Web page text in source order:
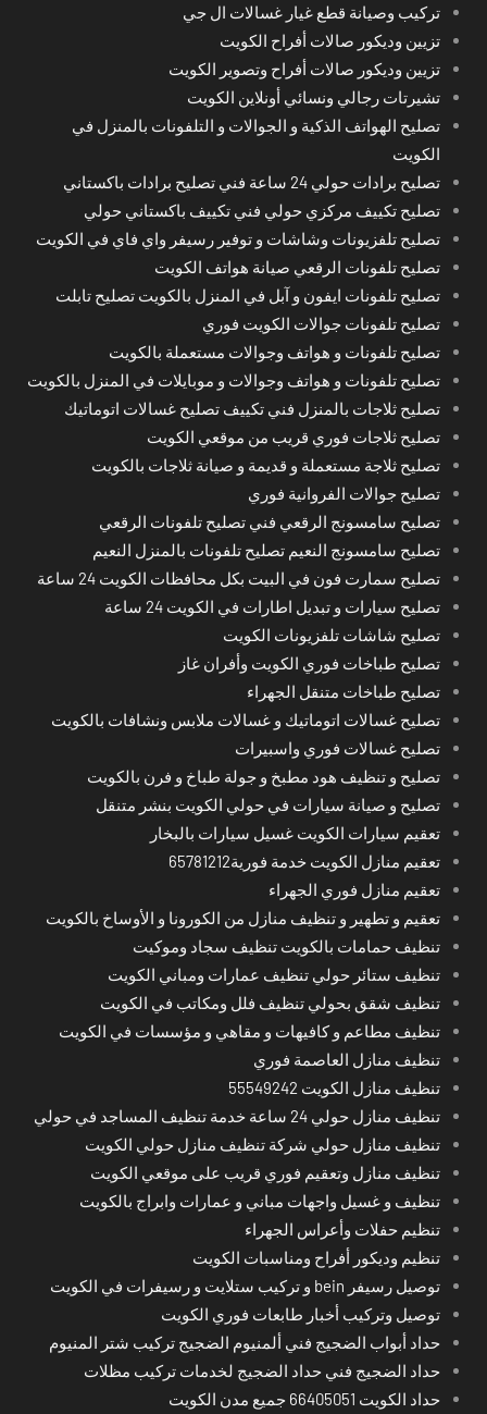
تركيب وصيانة قطع غيار غسالات ال جي
تزيين وديكور صالات أفراح الكويت
تزيين وديكور صالات أفراح وتصوير الكويت
تشيرتات رجالي ونسائي أونلاين الكويت
تصليح الهواتف الذكية و الجوالات و التلفونات بالمنزل في
الكويت
تصليح برادات حولي 24 ساعة فني تصليح برادات باكستاني
تصليح تكييف مركزي حولي فني تكييف باكستاني حولي
تصليح تلفزيونات وشاشات و توفير رسيفر واي فاي في الكويت
تصليح تلفونات الرقعي صيانة هواتف الكويت
تصليح تلفونات ايفون و آبل في المنزل بالكويت تصليح تابلت
تصليح تلفونات جوالات الكويت فوري
تصليح تلفونات و هواتف وجوالات مستعملة بالكويت
تصليح تلفونات و هواتف وجوالات و موبايلات في المنزل بالكويت
تصليح ثلاجات بالمنزل فني تكييف تصليح غسالات اتوماتيك
تصليح ثلاجات فوري قريب من موقعي الكويت
تصليح ثلاجة مستعملة و قديمة و صيانة ثلاجات بالكويت
تصليح جوالات الفروانية فوري
تصليح سامسونج الرقعي فني تصليح تلفونات الرقعي
تصليح سامسونج النعيم تصليح تلفونات بالمنزل النعيم
تصليح سمارت فون في البيت بكل محافظات الكويت 24 ساعة
تصليح سيارات و تبديل اطارات في الكويت 24 ساعة
تصليح شاشات تلفزيونات الكويت
تصليح طباخات فوري الكويت وأفران غاز
تصليح طباخات متنقل الجهراء
تصليح غسالات اتوماتيك و غسالات ملابس ونشافات بالكويت
تصليح غسالات فوري واسبيرات
تصليح و تنظيف هود مطبخ و جولة طباخ و فرن بالكويت
تصليح و صيانة سيارات في حولي الكويت بنشر متنقل
تعقيم سيارات الكويت غسيل سيارات بالبخار
تعقيم منازل الكويت خدمة فورية65781212
تعقيم منازل فوري الجهراء
تعقيم و تطهير و تنظيف منازل من الكورونا و الأوساخ بالكويت
تنظيف حمامات بالكويت تنظيف سجاد وموكيت
تنظيف ستائر حولي تنظيف عمارات ومباني الكويت
تنظيف شقق بحولي تنظيف فلل ومكاتب في الكويت
تنظيف مطاعم و كافيهات و مقاهي و مؤسسات في الكويت
تنظيف منازل العاصمة فوري
تنظيف منازل الكويت 55549242
تنظيف منازل حولي 24 ساعة خدمة تنظيف المساجد في حولي
تنظيف منازل حولي شركة تنظيف منازل حولي الكويت
تنظيف منازل وتعقيم فوري قريب على موقعي الكويت
تنظيف و غسيل واجهات مباني و عمارات وابراج بالكويت
تنظيم حفلات وأعراس الجهراء
تنظيم وديكور أفراح ومناسبات الكويت
توصيل رسيفر bein و تركيب ستلايت و رسيفرات في الكويت
توصيل وتركيب أخبار طابعات فوري الكويت
حداد أبواب الضجيج فني ألمنيوم الضجيج تركيب شتر المنيوم
حداد الضجيج فني حداد الضجيج لخدمات تركيب مظلات
حداد الكويت 66405051 جميع مدن الكويت